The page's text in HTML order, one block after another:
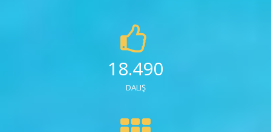
18.490
DALIŞ